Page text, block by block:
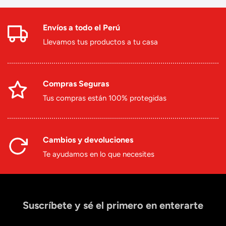
Envíos a todo el Perú
Llevamos tus productos a tu casa
Compras Seguras
Tus compras están 100% protegidas
Cambios y devoluciones
Te ayudamos en lo que necesites
Suscríbete y sé el primero en enterarte